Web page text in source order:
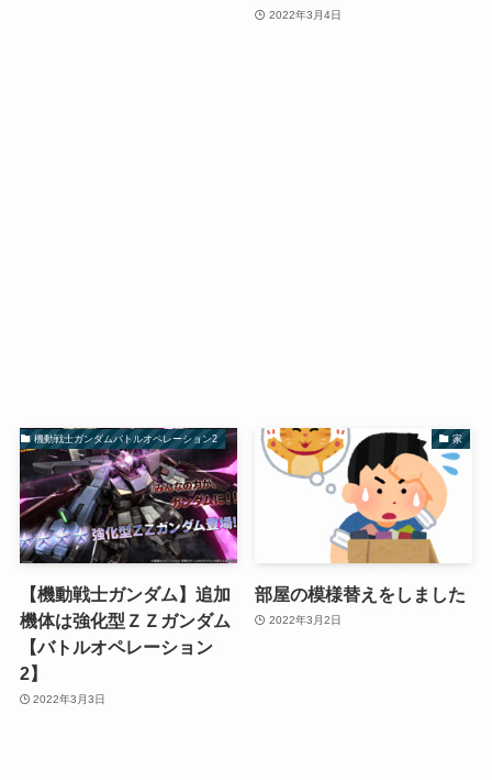
2022年3月4日
機動戦士ガンダムバトルオペレーション2
【機動戦士ガンダム】追加
機体は強化型ＺＺガンダム
【バトルオペレーション
2】
2022年3月3日
家
部屋の模様替えをしました
2022年3月2日